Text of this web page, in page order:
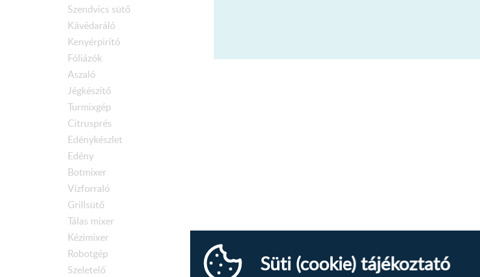
Szendvics sütő
Kávédaráló
Kenyérpirító
Fóliázók
Aszaló
Jégkészítő
Turmixgép
Citrusprés
Edénykészlet
Edény
Botmixer
Vízforraló
Grillsütő
Tálas mixer
Kézimixer
Robotgép
Szeletelő
Süti (cookie) tájékoztató